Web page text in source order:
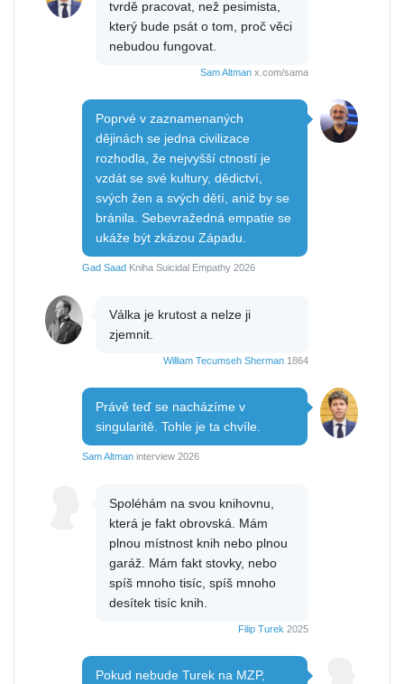
tvrdě pracovat, než pesimista,
který bude psát o tom, proč věci
nebudou fungovat.
Sam Altman x.com/sama
Poprvé v zaznamenaných
dějinách se jedna civilizace
rozhodla, že nejvyšší ctností je
vzdát se své kultury, dědictví,
svých žen a svých dětí, aniž by se
bránila. Sebevražedná empatie se
ukáže být zkázou Západu.
Gad Saad Kniha Suicidal Empathy 2026
Válka je krutost a nelze ji
zjemnit.
William Tecumseh Sherman 1864
Právě teď se nacházíme v
singularitě. Tohle je ta chvíle.
Sam Altman interview 2026
Spoléhám na svou knihovnu,
která je fakt obrovská. Mám
plnou místnost knih nebo plnou
garáž. Mám fakt stovky, nebo
spíš mnoho tisíc, spíš mnoho
desítek tisíc knih.
Filip Turek 2025
Pokud nebude Turek na MZP,